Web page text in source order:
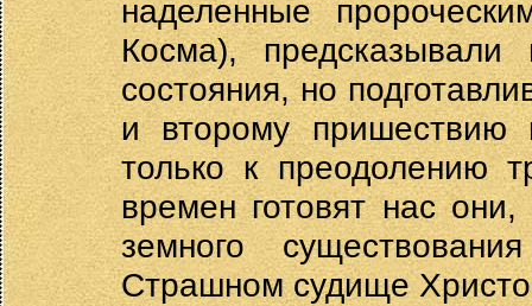
наделенные
Косма),
состояния, но
и второму пришествию
только к преодолению
времен готовят нас
земного
Страшном судище